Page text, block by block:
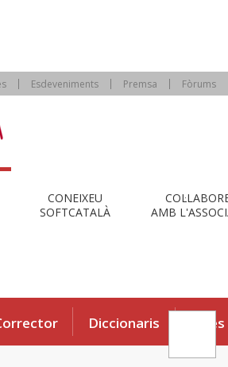
Esdeveniments Premsa Fòrums
CONEIXEU
SOFTCATALÀ
AMB
Diccionaris Eines